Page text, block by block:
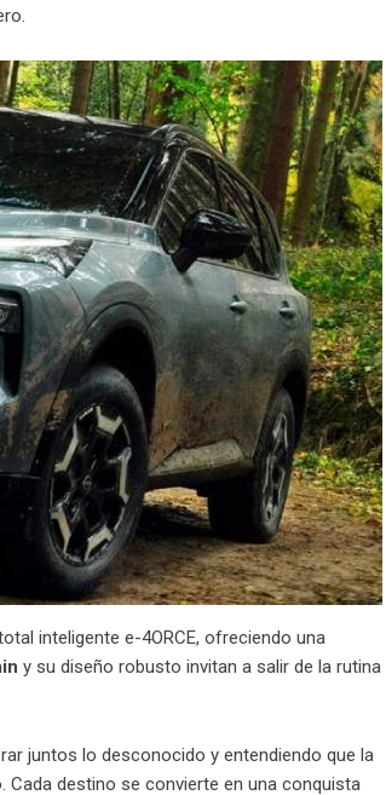
inteligente e-4ORCE, ofreciendo una
y su diseño robusto invitan a salir de la rutina
juntos lo desconocido y entendiendo que la
destino se convierte en una conquista